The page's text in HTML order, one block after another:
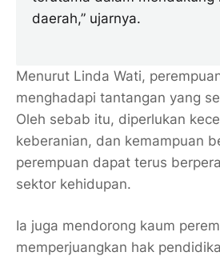
daerah,” ujarnya.
Menurut Linda Wati,
menghadapi tantangan yang
Oleh sebab itu, diperlukan
keberanian, dan kemampuan
perempuan dapat terus
sektor kehidupan.
Ia juga mendorong kaum
memperjuangkan hak